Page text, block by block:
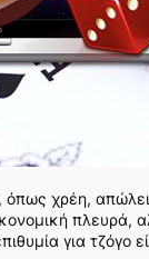
χρέη,
πλευρά,
για τζόγο